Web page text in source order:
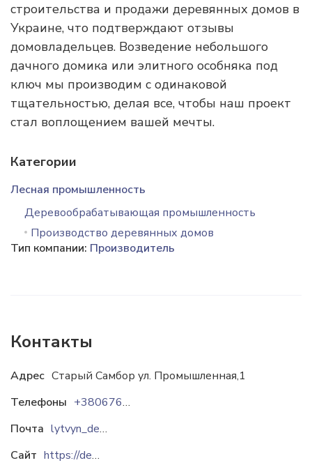
строительства и продажи деревянных домов в
Украине, что подтверждают отзывы
домовладельцев. Возведение небольшого
дачного домика или элитного особняка под
ключ мы производим с одинаковой
тщательностью, делая все, чтобы наш проект
стал воплощением вашей мечты.
Категории
Лесная промышленность
Деревообрабатывающая промышленность
Производство деревянных домов
Тип компании: Производитель
Контакты
Адрес Старый Самбор ул. Промышленная,1
Телефоны
+380676790679
Почта
lytvyn_derevbud@ukr.net
Сайт
https://derevbud.com.ua